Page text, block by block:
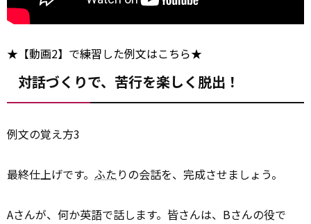
★【動画2】で練習した例文はこちら★
対話づくりで、苦行を楽しく脱出！
例文の覚え方3
最終仕上げです。 ふたりの会話を、完成させましょう。
Aさんが、何か英語で話します。皆さんは、Bさんの役で